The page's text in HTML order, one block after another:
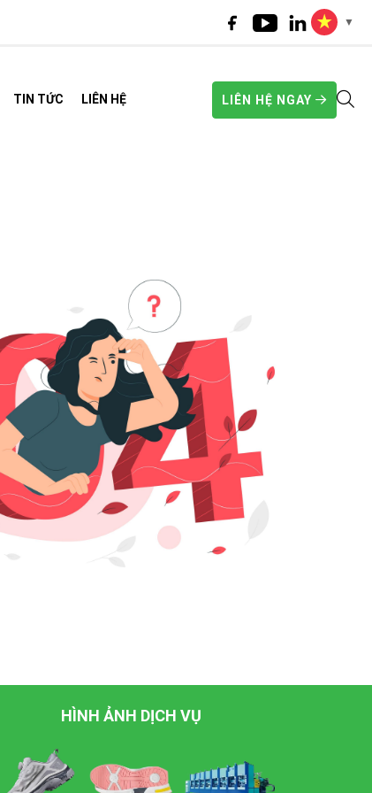
▼
TIN TỨC LIÊN HỆ LIÊN HỆ NGAY
HÌNH ẢNH DỊCH VỤ